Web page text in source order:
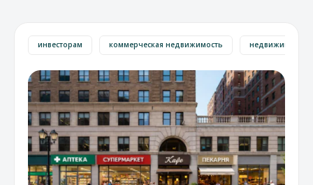
инвесторам коммерческая недвижимость недвижимость